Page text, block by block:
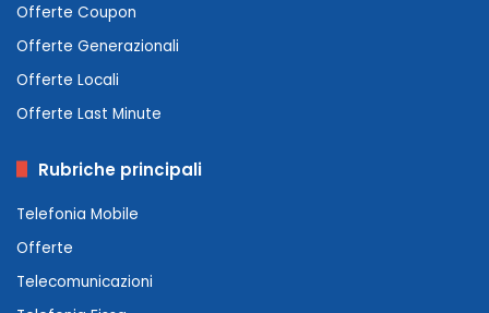
Offerte Coupon
Offerte Generazionali
Offerte Locali
Offerte Last Minute
Rubriche principali
Telefonia Mobile
Offerte
Telecomunicazioni